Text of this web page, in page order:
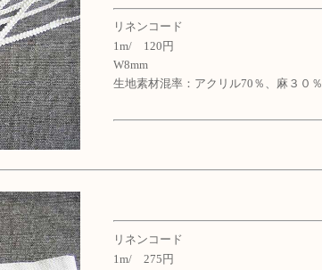
リネンコード
1m/ 120円
W8mm
生地素材混率：アクリル70％、麻３０％
リネンコード
1m/ 275円